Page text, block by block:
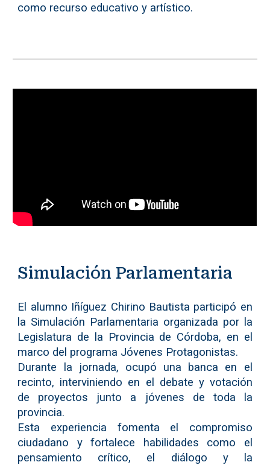
como recurso educativo y artístico.
Simulación Parlamentaria
El alumno Iñíguez Chirino Bautista participó en
la Simulación Parlamentaria organizada por la
Legislatura de la Provincia de Córdoba, en el
marco del programa Jóvenes Protagonistas.
Durante la jornada, ocupó una banca en el
recinto, interviniendo en el debate y votación
de proyectos junto a jóvenes de toda la
provincia.
Esta experiencia fomenta el compromiso
ciudadano y fortalece habilidades como el
pensamiento crítico, el diálogo y la